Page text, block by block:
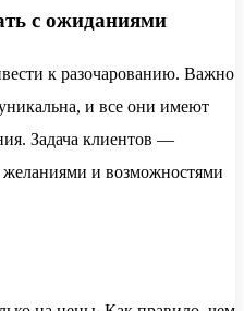
с ожиданиями
к разочарованию. Важно
и все они имеют
Задача клиентов —
и возможностями